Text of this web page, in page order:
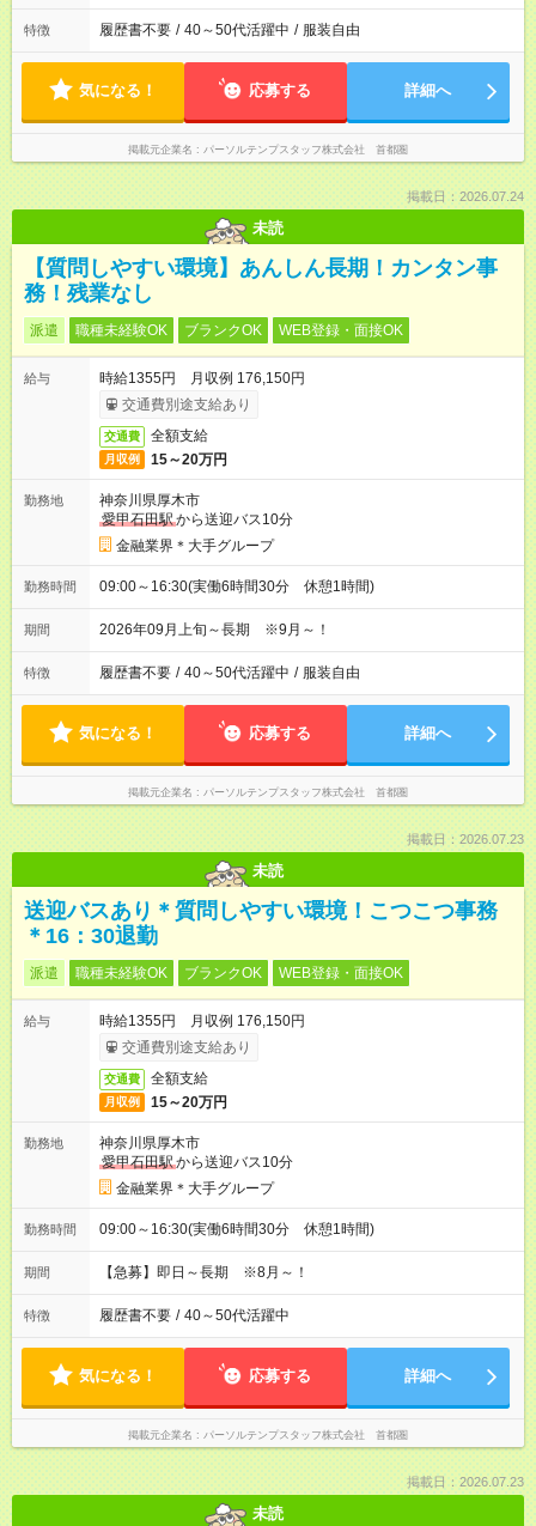
特徴 履歴書不要 / 40～50代活躍中 / 服装自由
気になる！ 応募する 詳細へ
掲載元企業名 パーソルテンプスタッフ株式会社 首都圏
掲載日：2026.07.24
未読
【質問しやすい環境】あんしん長期！カンタン事
務！残業なし
派遣 職種未経験OK ブランクOK WEB登録・面接OK
給与
時給1355円 月収例 176,150円
交通費別途支給あり
交通費 全額支給
月収例 15～20万円
勤務地
神奈川県厚木市
愛甲石田駅から送迎バス10分
金融業界＊大手グループ
勤務時間 09:00～16:30(実働6時間30分 休憩1時間)
期間 2026年09月上旬～長期 ※9月～！
特徴 履歴書不要 / 40～50代活躍中 / 服装自由
気になる！ 応募する 詳細へ
掲載元企業名 パーソルテンプスタッフ株式会社 首都圏
掲載日：2026.07.23
未読
送迎バスあり＊質問しやすい環境！こつこつ事務
＊16：30退勤
派遣 職種未経験OK ブランクOK WEB登録・面接OK
給与
時給1355円 月収例 176,150円
交通費別途支給あり
交通費 全額支給
月収例 15～20万円
勤務地
神奈川県厚木市
愛甲石田駅から送迎バス10分
金融業界＊大手グループ
勤務時間 09:00～16:30(実働6時間30分 休憩1時間)
期間 【急募】即日～長期 ※8月～！
特徴 履歴書不要 / 40～50代活躍中
気になる！ 応募する 詳細へ
掲載元企業名 パーソルテンプスタッフ株式会社 首都圏
掲載日：2026.07.23
未読